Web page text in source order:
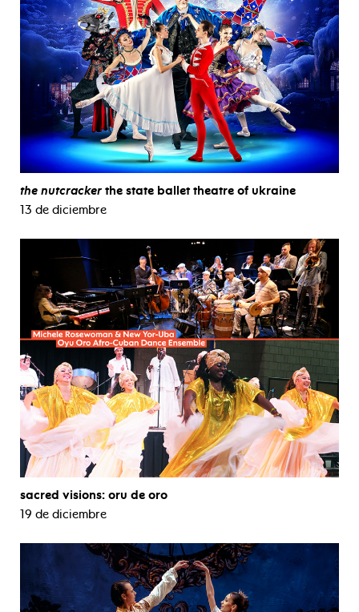
the nutcracker the state ballet theatre of ukraine
13 de diciembre
sacred visions: oru de oro
19 de diciembre